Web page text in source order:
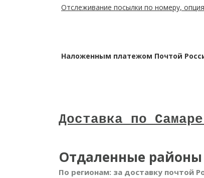
Отслеживание посылки по номеру,
Наложенным платежом Почтой
Доставка по
Отдаленные
По регионам: за доставку почтой